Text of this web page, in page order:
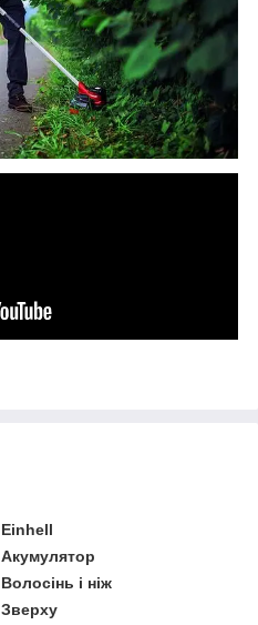
Einhell
Акумулятор
Волосінь і ніж
Зверху